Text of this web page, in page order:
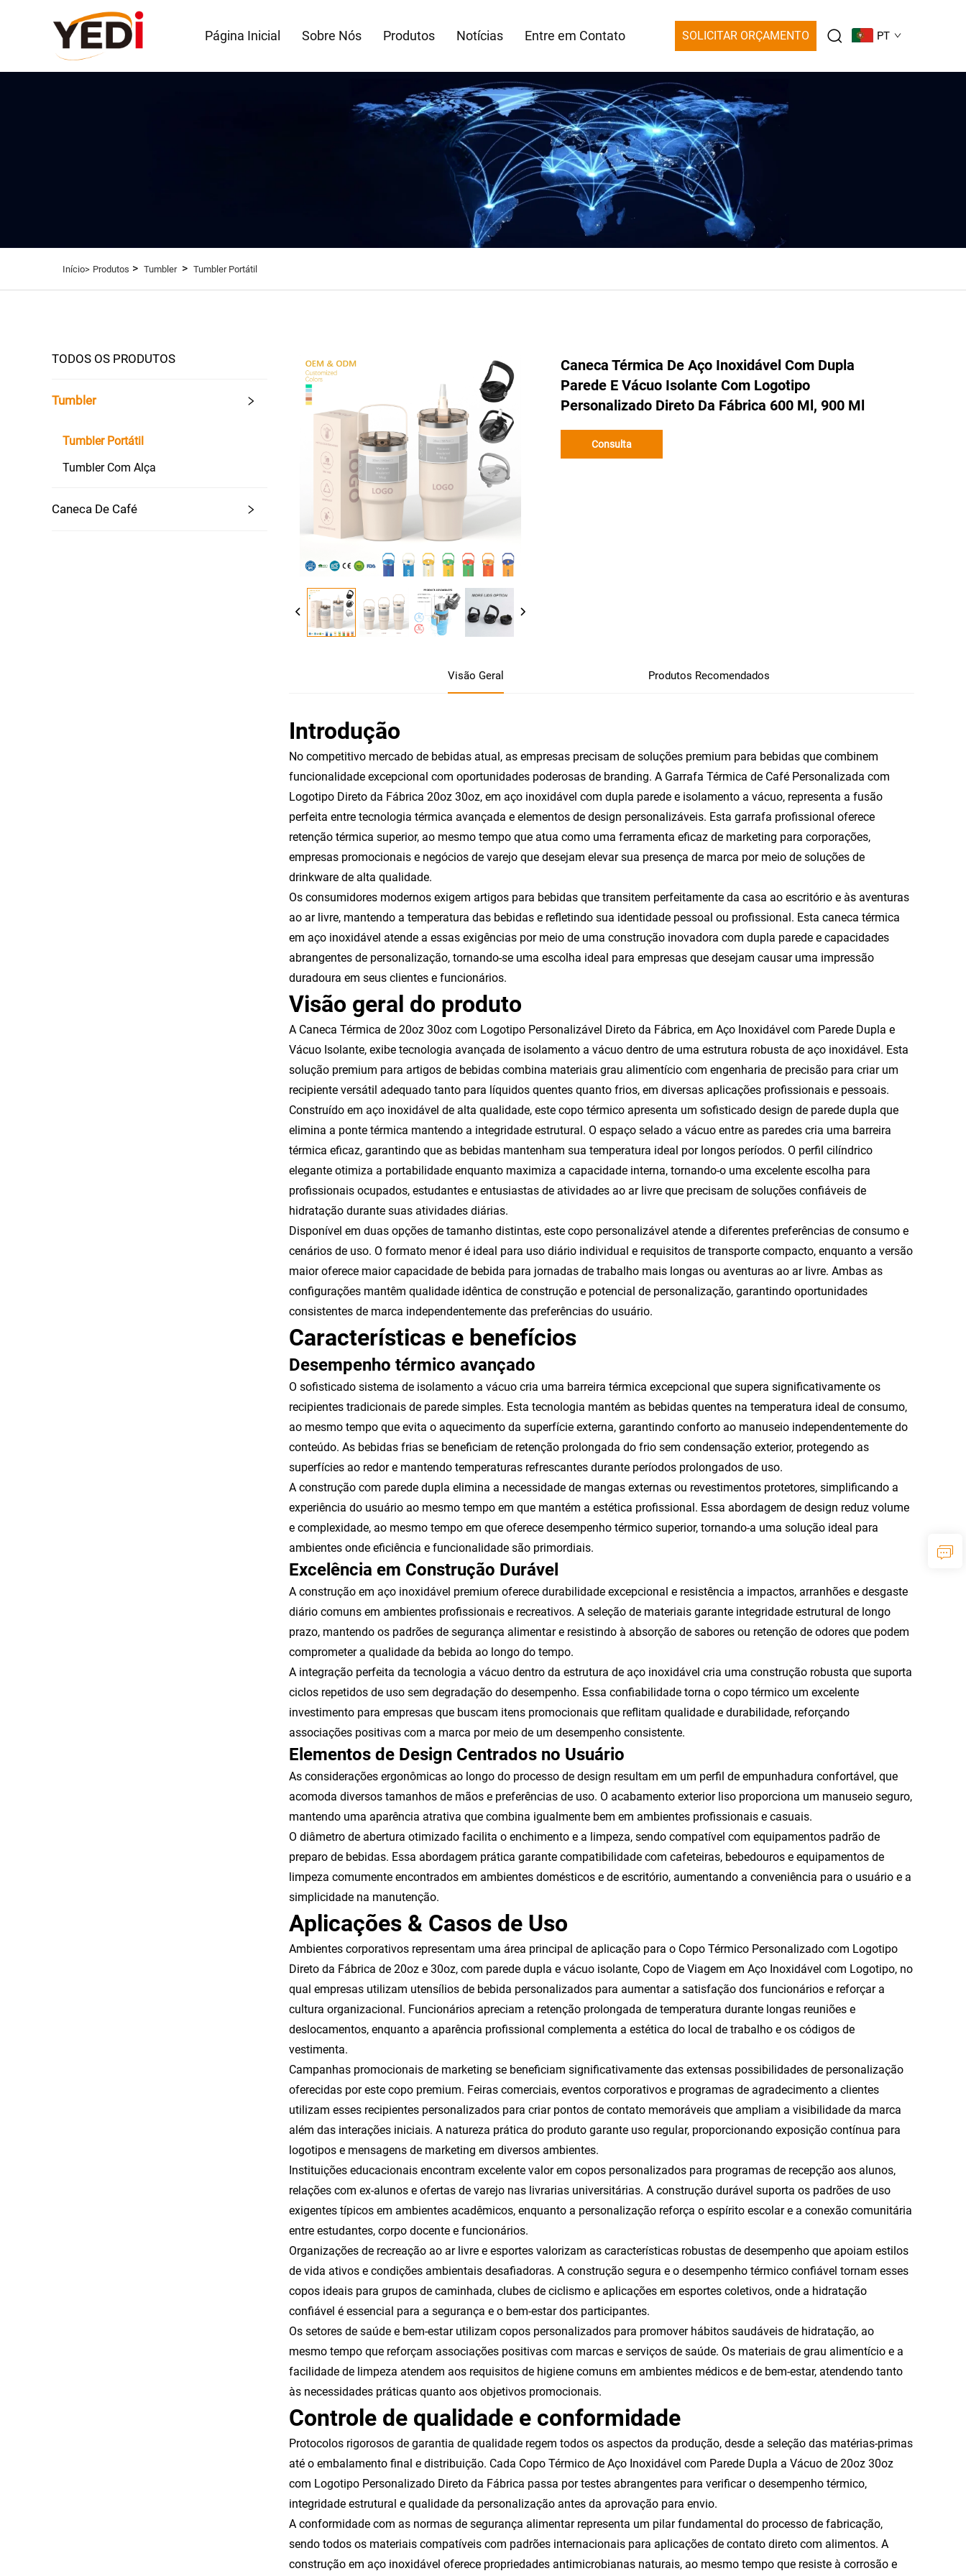
Página Inicial Sobre Nós Produtos Notícias Entre em Contato SOLICITAR ORÇAMENTO PT
Início> Produtos > Tumbler > Tumbler Portátil
TODOS OS PRODUTOS
Tumbler
Tumbler Portátil
Tumbler Com Alça
Caneca De Café
Caneca Térmica De Aço Inoxidável Com Dupla
Parede E Vácuo Isolante Com Logotipo
Personalizado Direto Da Fábrica 600 Ml, 900 Ml
Consulta
Visão Geral Produtos Recomendados
Introdução
No competitivo mercado de bebidas atual, as empresas precisam de soluções premium para bebidas que combinem
funcionalidade excepcional com oportunidades poderosas de branding. A Garrafa Térmica de Café Personalizada com
Logotipo Direto da Fábrica 20oz 30oz, em aço inoxidável com dupla parede e isolamento a vácuo, representa a fusão
perfeita entre tecnologia térmica avançada e elementos de design personalizáveis. Esta garrafa profissional oferece
retenção térmica superior, ao mesmo tempo que atua como uma ferramenta eficaz de marketing para corporações,
empresas promocionais e negócios de varejo que desejam elevar sua presença de marca por meio de soluções de
drinkware de alta qualidade.
Os consumidores modernos exigem artigos para bebidas que transitem perfeitamente da casa ao escritório e às aventuras
ao ar livre, mantendo a temperatura das bebidas e refletindo sua identidade pessoal ou profissional. Esta caneca térmica
em aço inoxidável atende a essas exigências por meio de uma construção inovadora com dupla parede e capacidades
abrangentes de personalização, tornando-se uma escolha ideal para empresas que desejam causar uma impressão
duradoura em seus clientes e funcionários.
Visão geral do produto
A Caneca Térmica de 20oz 30oz com Logotipo Personalizável Direto da Fábrica, em Aço Inoxidável com Parede Dupla e
Vácuo Isolante, exibe tecnologia avançada de isolamento a vácuo dentro de uma estrutura robusta de aço inoxidável. Esta
solução premium para artigos de bebidas combina materiais grau alimentício com engenharia de precisão para criar um
recipiente versátil adequado tanto para líquidos quentes quanto frios, em diversas aplicações profissionais e pessoais.
Construído em aço inoxidável de alta qualidade, este copo térmico apresenta um sofisticado design de parede dupla que
elimina a ponte térmica mantendo a integridade estrutural. O espaço selado a vácuo entre as paredes cria uma barreira
térmica eficaz, garantindo que as bebidas mantenham sua temperatura ideal por longos períodos. O perfil cilíndrico
elegante otimiza a portabilidade enquanto maximiza a capacidade interna, tornando-o uma excelente escolha para
profissionais ocupados, estudantes e entusiastas de atividades ao ar livre que precisam de soluções confiáveis de
hidratação durante suas atividades diárias.
Disponível em duas opções de tamanho distintas, este copo personalizável atende a diferentes preferências de consumo e
cenários de uso. O formato menor é ideal para uso diário individual e requisitos de transporte compacto, enquanto a versão
maior oferece maior capacidade de bebida para jornadas de trabalho mais longas ou aventuras ao ar livre. Ambas as
configurações mantêm qualidade idêntica de construção e potencial de personalização, garantindo oportunidades
consistentes de marca independentemente das preferências do usuário.
Características e benefícios
Desempenho térmico avançado
O sofisticado sistema de isolamento a vácuo cria uma barreira térmica excepcional que supera significativamente os
recipientes tradicionais de parede simples. Esta tecnologia mantém as bebidas quentes na temperatura ideal de consumo,
ao mesmo tempo que evita o aquecimento da superfície externa, garantindo conforto ao manuseio independentemente do
conteúdo. As bebidas frias se beneficiam de retenção prolongada do frio sem condensação exterior, protegendo as
superfícies ao redor e mantendo temperaturas refrescantes durante períodos prolongados de uso.
A construção com parede dupla elimina a necessidade de mangas externas ou revestimentos protetores, simplificando a
experiência do usuário ao mesmo tempo em que mantém a estética profissional. Essa abordagem de design reduz volume
e complexidade, ao mesmo tempo em que oferece desempenho térmico superior, tornando-a uma solução ideal para
ambientes onde eficiência e funcionalidade são primordiais.
Excelência em Construção Durável
A construção em aço inoxidável premium oferece durabilidade excepcional e resistência a impactos, arranhões e desgaste
diário comuns em ambientes profissionais e recreativos. A seleção de materiais garante integridade estrutural de longo
prazo, mantendo os padrões de segurança alimentar e resistindo à absorção de sabores ou retenção de odores que podem
comprometer a qualidade da bebida ao longo do tempo.
A integração perfeita da tecnologia a vácuo dentro da estrutura de aço inoxidável cria uma construção robusta que suporta
ciclos repetidos de uso sem degradação do desempenho. Essa confiabilidade torna o copo térmico um excelente
investimento para empresas que buscam itens promocionais que reflitam qualidade e durabilidade, reforçando
associações positivas com a marca por meio de um desempenho consistente.
Elementos de Design Centrados no Usuário
As considerações ergonômicas ao longo do processo de design resultam em um perfil de empunhadura confortável, que
acomoda diversos tamanhos de mãos e preferências de uso. O acabamento exterior liso proporciona um manuseio seguro,
mantendo uma aparência atrativa que combina igualmente bem em ambientes profissionais e casuais.
O diâmetro de abertura otimizado facilita o enchimento e a limpeza, sendo compatível com equipamentos padrão de
preparo de bebidas. Essa abordagem prática garante compatibilidade com cafeteiras, bebedouros e equipamentos de
limpeza comumente encontrados em ambientes domésticos e de escritório, aumentando a conveniência para o usuário e a
simplicidade na manutenção.
Aplicações & Casos de Uso
Ambientes corporativos representam uma área principal de aplicação para o Copo Térmico Personalizado com Logotipo
Direto da Fábrica de 20oz e 30oz, com parede dupla e vácuo isolante, Copo de Viagem em Aço Inoxidável com Logotipo, no
qual empresas utilizam utensílios de bebida personalizados para aumentar a satisfação dos funcionários e reforçar a
cultura organizacional. Funcionários apreciam a retenção prolongada de temperatura durante longas reuniões e
deslocamentos, enquanto a aparência profissional complementa a estética do local de trabalho e os códigos de
vestimenta.
Campanhas promocionais de marketing se beneficiam significativamente das extensas possibilidades de personalização
oferecidas por este copo premium. Feiras comerciais, eventos corporativos e programas de agradecimento a clientes
utilizam esses recipientes personalizados para criar pontos de contato memoráveis que ampliam a visibilidade da marca
além das interações iniciais. A natureza prática do produto garante uso regular, proporcionando exposição contínua para
logotipos e mensagens de marketing em diversos ambientes.
Instituições educacionais encontram excelente valor em copos personalizados para programas de recepção aos alunos,
relações com ex-alunos e ofertas de varejo nas livrarias universitárias. A construção durável suporta os padrões de uso
exigentes típicos em ambientes acadêmicos, enquanto a personalização reforça o espírito escolar e a conexão comunitária
entre estudantes, corpo docente e funcionários.
Organizações de recreação ao ar livre e esportes valorizam as características robustas de desempenho que apoiam estilos
de vida ativos e condições ambientais desafiadoras. A construção segura e o desempenho térmico confiável tornam esses
copos ideais para grupos de caminhada, clubes de ciclismo e aplicações em esportes coletivos, onde a hidratação
confiável é essencial para a segurança e o bem-estar dos participantes.
Os setores de saúde e bem-estar utilizam copos personalizados para promover hábitos saudáveis de hidratação, ao
mesmo tempo que reforçam associações positivas com marcas e serviços de saúde. Os materiais de grau alimentício e a
facilidade de limpeza atendem aos requisitos de higiene comuns em ambientes médicos e de bem-estar, atendendo tanto
às necessidades práticas quanto aos objetivos promocionais.
Controle de qualidade e conformidade
Protocolos rigorosos de garantia de qualidade regem todos os aspectos da produção, desde a seleção das matérias-primas
até o embalamento final e distribuição. Cada Copo Térmico de Aço Inoxidável com Parede Dupla a Vácuo de 20oz 30oz
com Logotipo Personalizado Direto da Fábrica passa por testes abrangentes para verificar o desempenho térmico,
integridade estrutural e qualidade da personalização antes da aprovação para envio.
A conformidade com as normas de segurança alimentar representa um pilar fundamental do processo de fabricação,
sendo todos os materiais compatíveis com padrões internacionais para aplicações de contato direto com alimentos. A
construção em aço inoxidável oferece propriedades antimicrobianas naturais, ao mesmo tempo que resiste à corrosão e